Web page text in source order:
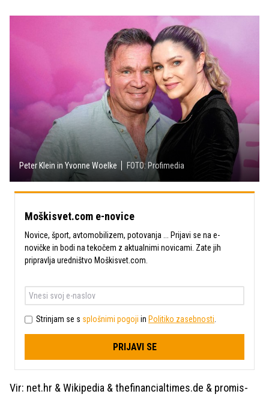
Peter Klein in Yvonne Woelke FOTO: Profimedia
Moškisvet.com e-novice
Novice, šport, avtomobilizem, potovanja ... Prijavi se na e-
novičke in bodi na tekočem z aktualnimi novicami. Zate jih
pripravlja uredništvo Moškisvet.com.
Strinjam se s splošnimi pogoji in Politiko zasebnosti.
PRIJAVI SE
Vir: net.hr & Wikipedia & thefinancialtimes.de & promis-